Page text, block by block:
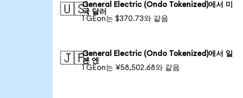
🇺🇸General Electric (Ondo Tokenized)에서 미
국 달러
1 GEon는 $370.73와 같음
🇯🇵General Electric (Ondo Tokenized)에서 일
본 엔
1 GEon는 ¥58,502.68와 같음